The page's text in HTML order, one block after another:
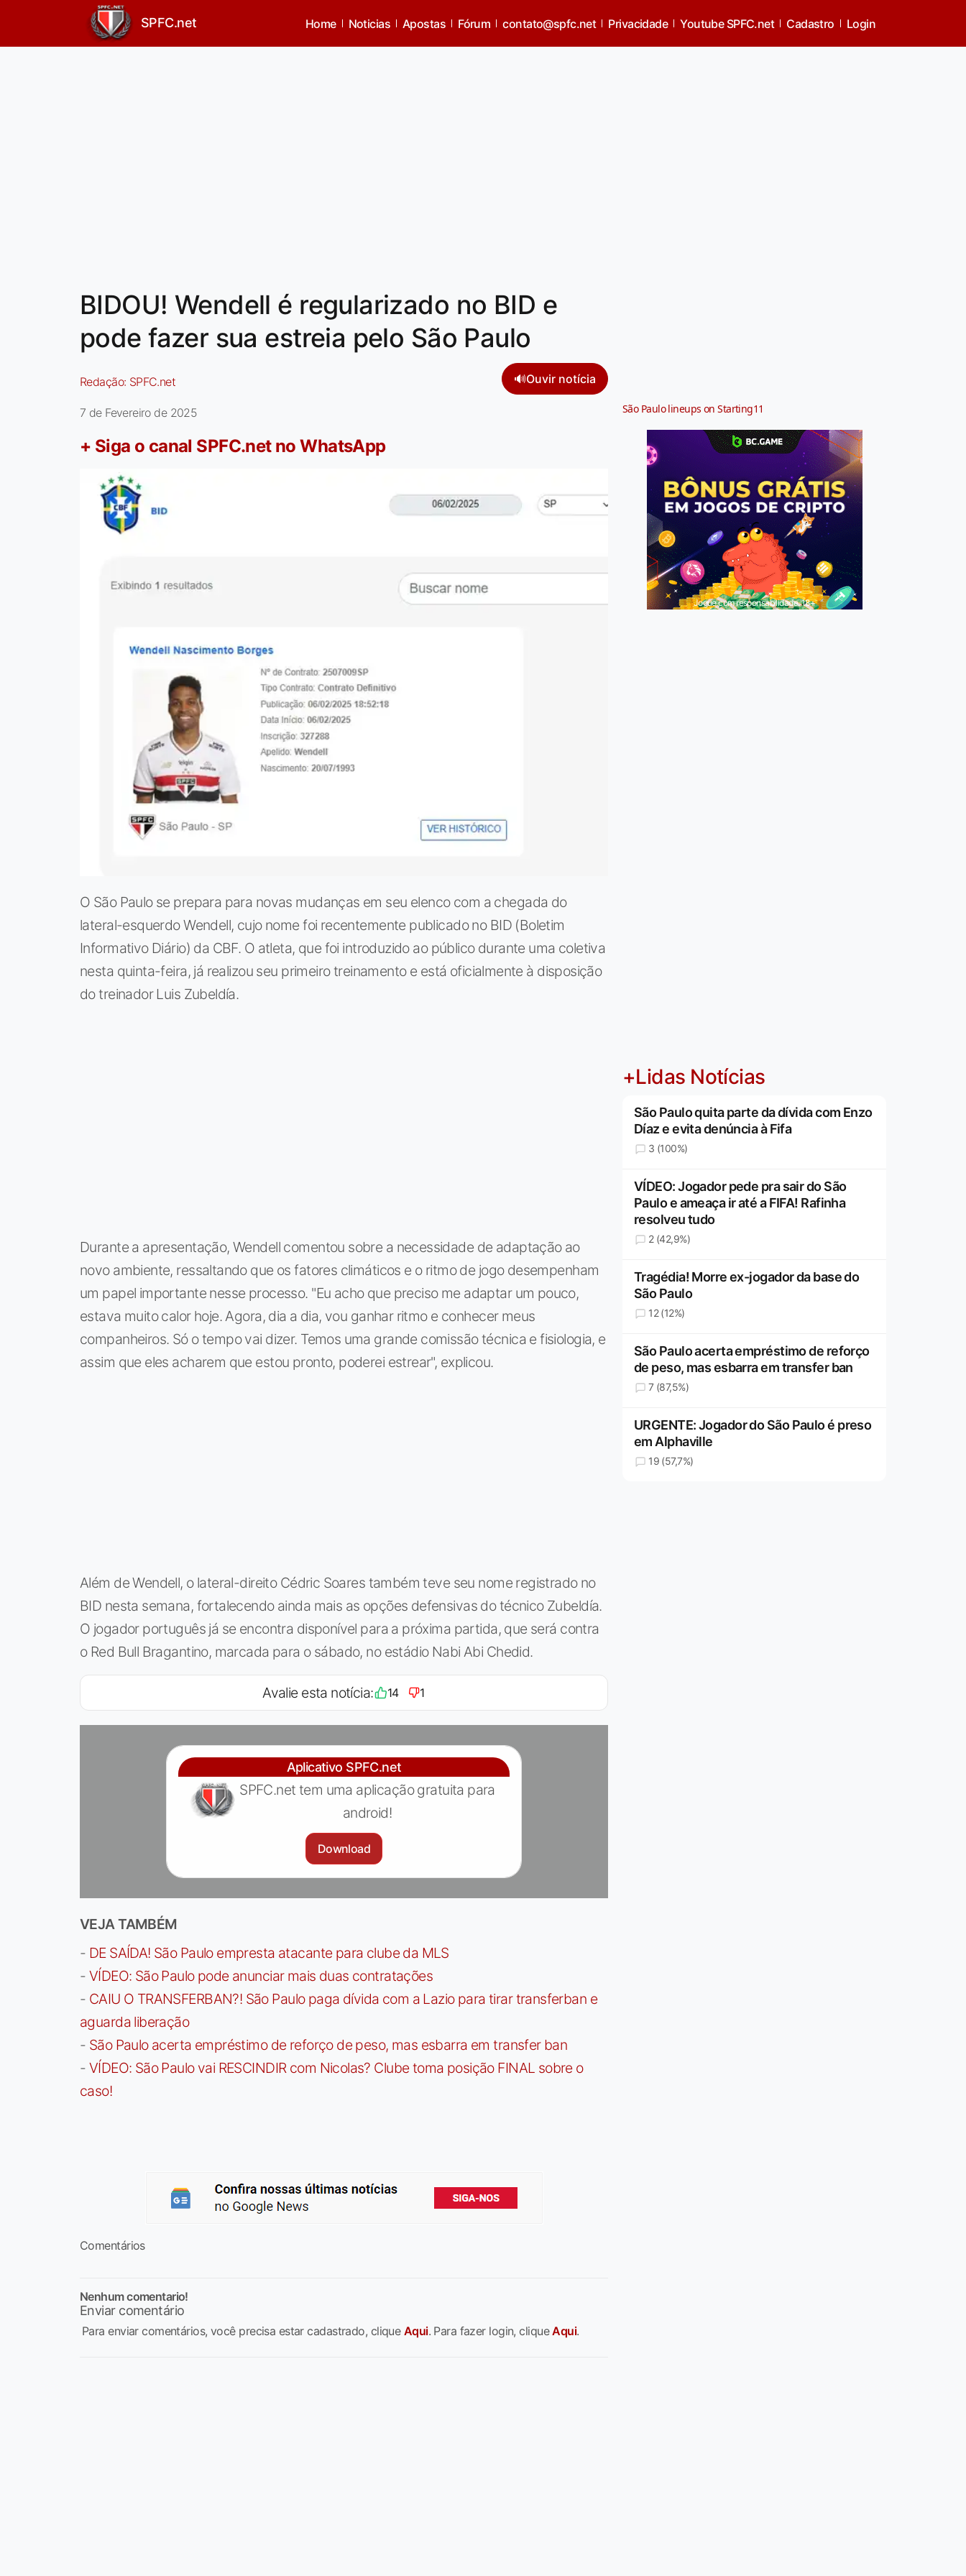
SPFC.net Home Noticias Apostas Fórum contato@spfc.net Privacidade Youtube SPFC.net Cadastro Login
BIDOU! Wendell é regularizado no BID e
pode fazer sua estreia pelo São Paulo
Redação: SPFC.net 🔊Ouvir notícia
7 de Fevereiro de 2025
+ Siga o canal SPFC.net no WhatsApp
O São Paulo se prepara para novas mudanças em seu elenco com a chegada do
lateral-esquerdo Wendell, cujo nome foi recentemente publicado no BID (Boletim
Informativo Diário) da CBF. O atleta, que foi introduzido ao público durante uma coletiva
nesta quinta-feira, já realizou seu primeiro treinamento e está oficialmente à disposição
do treinador Luis Zubeldía.
Durante a apresentação, Wendell comentou sobre a necessidade de adaptação ao
novo ambiente, ressaltando que os fatores climáticos e o ritmo de jogo desempenham
um papel importante nesse processo. "Eu acho que preciso me adaptar um pouco,
estava muito calor hoje. Agora, dia a dia, vou ganhar ritmo e conhecer meus
companheiros. Só o tempo vai dizer. Temos uma grande comissão técnica e fisiologia, e
assim que eles acharem que estou pronto, poderei estrear", explicou.
Além de Wendell, o lateral-direito Cédric Soares também teve seu nome registrado no
BID nesta semana, fortalecendo ainda mais as opções defensivas do técnico Zubeldía.
O jogador português já se encontra disponível para a próxima partida, que será contra
o Red Bull Bragantino, marcada para o sábado, no estádio Nabi Abi Chedid.
Avalie esta notícia: 14 1
Aplicativo SPFC.net
SPFC.net tem uma aplicação gratuita para
android!
Download
VEJA TAMBÉM
- DE SAÍDA! São Paulo empresta atacante para clube da MLS
- VÍDEO: São Paulo pode anunciar mais duas contratações
- CAIU O TRANSFERBAN?! São Paulo paga dívida com a Lazio para tirar transferban e
aguarda liberação
- São Paulo acerta empréstimo de reforço de peso, mas esbarra em transfer ban
- VÍDEO: São Paulo vai RESCINDIR com Nicolas? Clube toma posição FINAL sobre o
caso!
Comentários
Nenhum comentario!
Enviar comentário
Para enviar comentários, você precisa estar cadastrado, clique Aqui. Para fazer login, cliqueAqui.
São Paulo lineups on Starting11
Jogue com responsabilidade. 18+
+Lidas Notícias
São Paulo quita parte da dívida com Enzo
Díaz e evita denúncia à Fifa
3 (100%)
VÍDEO: Jogador pede pra sair do São
Paulo e ameaça ir até a FIFA! Rafinha
resolveu tudo
2 (42,9%)
Tragédia! Morre ex-jogador da base do
São Paulo
12 (12%)
São Paulo acerta empréstimo de reforço
de peso, mas esbarra em transfer ban
7 (87,5%)
URGENTE: Jogador do São Paulo é preso
em Alphaville
19 (57,7%)